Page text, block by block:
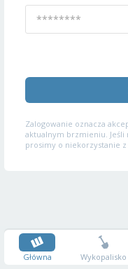
Zalogowanie oznacza
aktualnym brzmieniu. Jeśli
prosimy o niekorzystanie z
Główna Wykopalisko